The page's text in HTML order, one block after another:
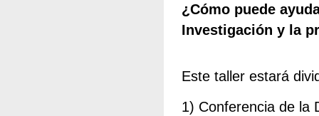
¿Cómo puede
Investigación y la
Este taller estará
1) Conferencia de la